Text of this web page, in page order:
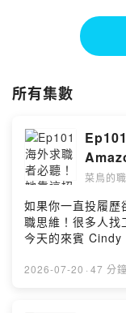
這個節目也有上架在
🎯上IG看Podcast 訪談
或是想匿名發問/許願特
https://forms.gle/
📣 Special shout out
Beatmaker: Jeffrey
所有集數
菜鳥的
如果你一直投履歷
職思維！很多人找
今天的來賓
message 把履歷
2026-07-20 · 47 分鐘